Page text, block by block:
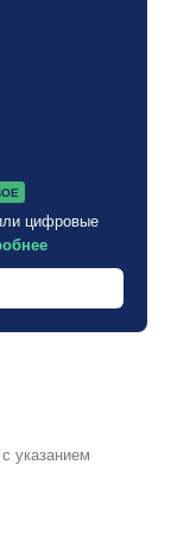
цифровые
указанием